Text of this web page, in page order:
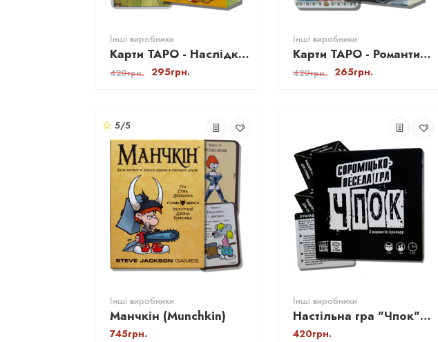
Інші виробники
Карти ТАРО - Наслідків (After Tarot)
420грн. 295грн.
Інші виробники
Карти ТАРО - Романтичне
420грн. 265грн.
5/5
Інші виробники
Манчкін (Munchkin)
745грн.
Інші виробники
Настільна гра "Чпок" (Quick And Dirty)
420грн.